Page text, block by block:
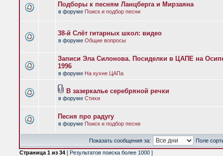
Подборы к песням Ланцберга и Мирзаяна
в форуме Поиск и подбор песни
38-й Слёт гитарных школ: видео
в форуме Общие вопросы
Записи Эла Силонова. Посиделки в ЦАПЕ на
1996
в форуме На кухне ЦАПа
В зазеркалье серебряной речки
в форуме Стихи
Песня про радугу
в форуме Поиск и подбор песни
Показать сообщения за:
Поле
Страница 1 из 34 [ Результатов поиска более 1000 ]